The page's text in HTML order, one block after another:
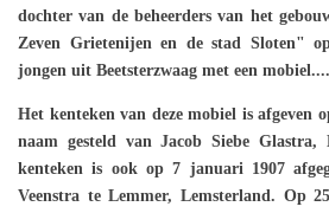
dochter van de beheerders van het
Zeven Grietenijen en de stad Sloten"
jongen uit Beetsterzwaag met een
Het kenteken van deze mobiel is afgeven
naam gesteld van Jacob Siebe Glastra,
kenteken is ook op 7 januari 1907
Veenstra te Lemmer, Lemsterland. Op